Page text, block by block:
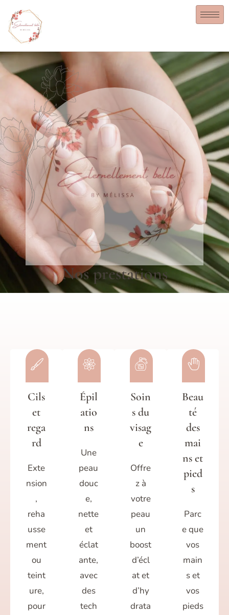
Nos prestations
Cils
et
rega
rd
Exte
nsion
,
reha
usse
ment
ou
teint
ure,
pour
Épil
atio
ns
Une
peau
douc
e,
nette
et
éclat
ante,
avec
des
tech
Soin
s du
visag
e
Offre
z à
votre
peau
un
boost
d’écl
at et
d’hy
drata
Beau
té
des
mai
ns et
pied
s
Parc
e que
vos
main
s et
vos
pieds